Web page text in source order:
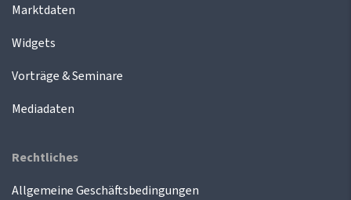
Marktdaten
Widgets
Vorträge & Seminare
Mediadaten
Rechtliches
Allgemeine Geschäftsbedingungen